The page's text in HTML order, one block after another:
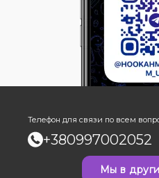
Телефон для связи по всем
+380997002052
Мы в